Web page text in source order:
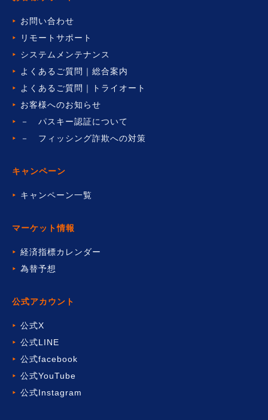
キャンペーン
キャンペーン一覧
マーケット情報
経済指標カレンダー
為替予想
公式アカウント
公式X
公式LINE
公式facebook
公式YouTube
公式Instagram
お問い合わせ
リモートサポート
システムメンテナンス
よくあるご質問｜総合案内
よくあるご質問｜トライオート
お客様へのお知らせ
－ パスキー認証について
－ フィッシング詐欺への対策